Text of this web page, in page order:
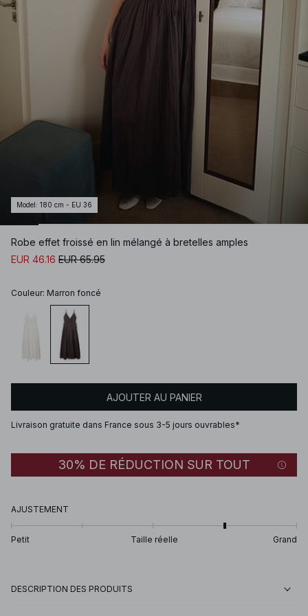
Model : 180 cm - EU 36
Robe effet froissé en lin mélangé à bretelles amples
EUR 46.16 EUR 65.95
Couleur: Marron foncé
AJOUTER AU PANIER
Livraison gratuite dans France sous 3-5 jours ouvrables*
30% DE RÉDUCTION SUR TOUT
AJUSTEMENT
Petit Taille réelle Grand
DESCRIPTION DES PRODUITS